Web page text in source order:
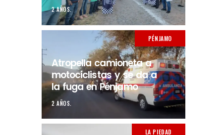
2 AÑOS.
PÉNJAMO
Atropella camioneta a
motociclistas y se da a
la fuga en Pénjamo
2 AÑOS.
LA PIEDAD